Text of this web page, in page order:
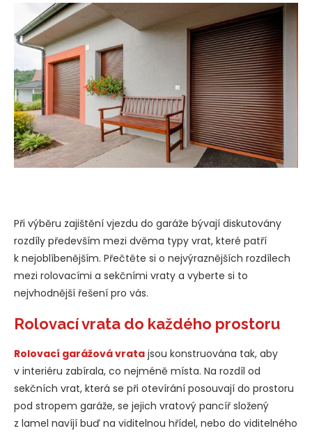
Při výběru zajištění vjezdu do garáže bývají diskutovány
rozdíly především mezi dvěma typy vrat, které patří
k nejoblíbenějším. Přečtěte si o nejvýraznějších rozdílech
mezi rolovacími a sekčními vraty a vyberte si to
nejvhodnější řešení pro vás.
Rolovací vrata do každého prostoru
Rolovací garážová vrata jsou konstruována tak, aby
v interiéru zabírala, co nejméně místa. Na rozdíl od
sekčních vrat, která se při otevírání posouvají do prostoru
pod stropem garáže, se jejich vratový pancíř složený
z lamel navíjí buď na viditelnou hřídel, nebo do viditelného